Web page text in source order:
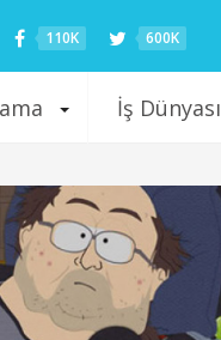
110K 600K
İş Dünyası